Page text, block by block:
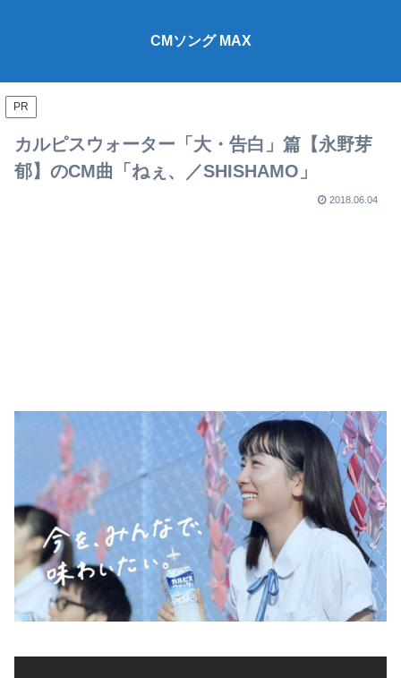
CMソング MAX
PR
カルピスウォーター「大・告白」篇【永野芽
郁】のCM曲「ねぇ、／SHISHAMO」
2018.06.04